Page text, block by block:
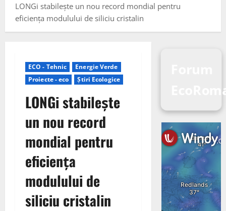
LONGi stabilește un nou record mondial pentru
eficiența modulului de siliciu cristalin
ECO - Tehnic
Energie Verde
Proiecte - eco
Știri Ecologice
LONGi stabilește
un nou record
mondial pentru
eficiența
modulului de
siliciu cristalin